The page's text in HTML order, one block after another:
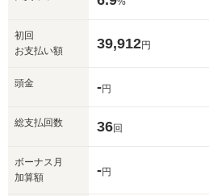
初回
お支払い額
39,912円
頭金 -円
総支払回数 36回
ボーナス月
加算額
-円